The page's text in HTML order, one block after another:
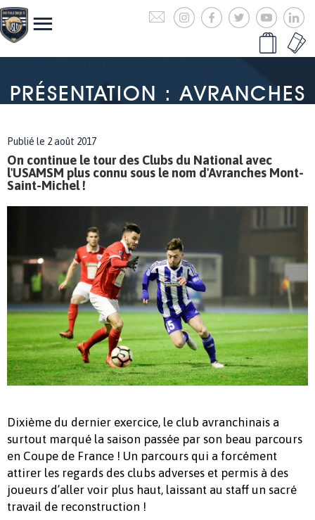
PRÉSENTATION : AVRANCHES
Publié le 2 août 2017
On continue le tour des Clubs du National avec
l'USAMSM plus connu sous le nom d'Avranches Mont-
Saint-Michel !
Dixième du dernier exercice, le club avranchinais a
surtout marqué la saison passée par son beau parcours
en Coupe de France ! Un parcours qui a forcément
attirer les regards des clubs adverses et permis à des
joueurs d’aller voir plus haut, laissant au staff un sacré
travail de reconstruction !